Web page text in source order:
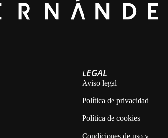
LEGAL
Aviso legal
Política de privacidad
Política de cookies
Condiciones de uso y